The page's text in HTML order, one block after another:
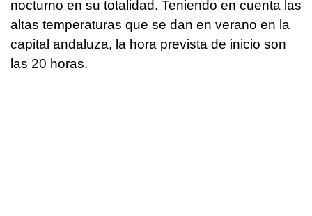
nocturno en su totalidad. Teniendo en cuenta las
altas temperaturas que se dan en verano en la
capital andaluza, la hora prevista de inicio son
las 20 horas.